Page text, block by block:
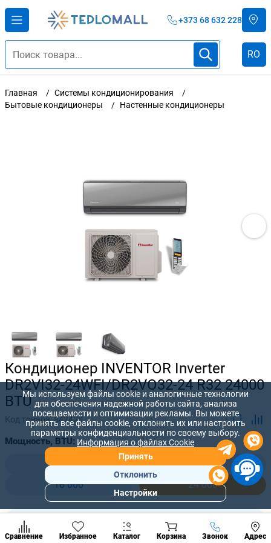
+373 68 632 228
RO
Главная
Системы кондиционирования
Бытовые кондиционеры
Настенные кондиционеры
Кондиционер INVENTOR Inverter
DR2VI32-24WFI/DR2VO32-24 R32 24000
BTU
Код товара:842428
Мощность, BTU:
9 000
12 000
18 000
24 000
36 500 лей
29 200лей +
Сравнение Избранное Каталог Корзина Звонок Адрес
Позвонить
разделы
Мы используем файлы cookie и аналогичные технологии
для обеспечения надежной работы сайта, анализа
посещаемости и оптимизации рекламы. Вы можете
принять все файлы cookie, отклонить их или настроить
параметры конфиденциальности по своему выбору.
Информация о файлах Cookie
Принять
Отклонить
Настройки